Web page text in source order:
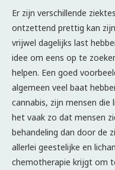
Er zijn verschillende
ontzettend prettig kan
vrijwel dagelijks last
idee om eens op te
helpen. Een goed
algemeen veel baat
cannabis, zijn mensen die
het vaak zo dat mensen
behandeling dan door de
allerlei geestelijke en
chemotherapie krijgt om